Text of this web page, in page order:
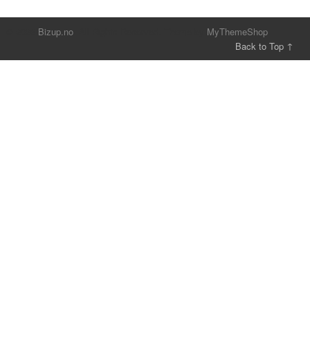
Bizup.no. All Rights Reserved. MyThemeShop.
Back to Top ↑